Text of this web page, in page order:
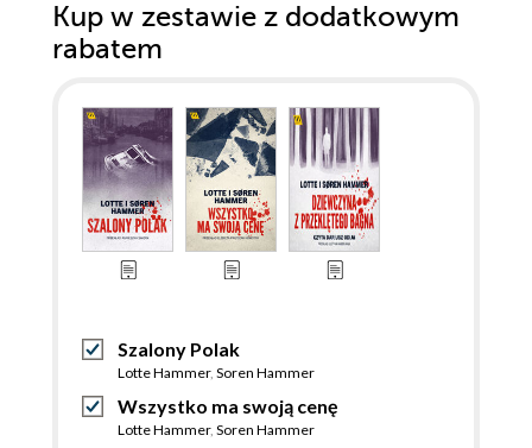
Kup w zestawie z dodatkowym
rabatem
Szalony Polak
Lotte Hammer, Soren Hammer
Wszystko ma swoją cenę
Lotte Hammer, Soren Hammer